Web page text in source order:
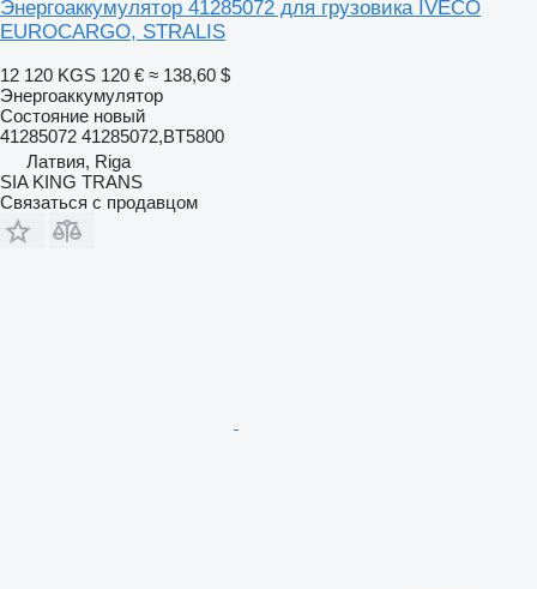
Энергоаккумулятор 41285072 для грузовика IVECO
EUROCARGO, STRALIS
12 120 KGS 120 € ≈ 138,60 $
Энергоаккумулятор
Состояние новый
41285072 41285072,BT5800
Латвия, Riga
SIA KING TRANS
Связаться с продавцом